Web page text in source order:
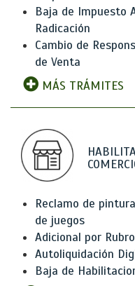
Baja de Impuesto
Radicación
Cambio de
de Venta
MÁS TRÁMITES
Reclamo de
de juegos
Adicional por Rubro
Autoliquidación
Baja de